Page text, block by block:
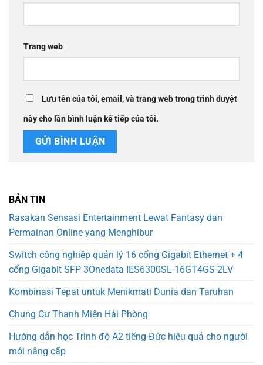
Trang web
Lưu tên của tôi, email, và trang web trong trình duyệt
này cho lần bình luận kế tiếp của tôi.
BẢN TIN
Rasakan Sensasi Entertainment Lewat Fantasy dan
Permainan Online yang Menghibur
Switch công nghiệp quản lý 16 cổng Gigabit Ethernet + 4
cổng Gigabit SFP 3Onedata IES6300SL-16GT4GS-2LV
Kombinasi Tepat untuk Menikmati Dunia dan Taruhan
Chung Cư Thanh Miện Hải Phòng
Hướng dẫn học Trình độ A2 tiếng Đức hiệu quả cho người
mới nâng cấp